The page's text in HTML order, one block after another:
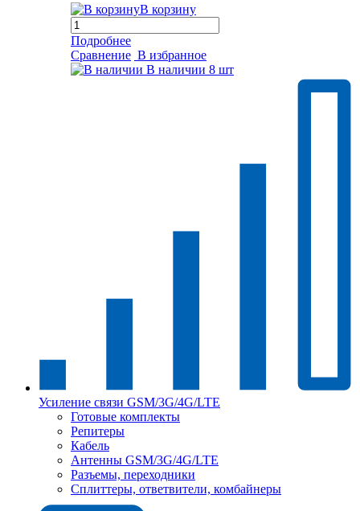
В корзину
Подробнее
Сравнение В избранное
В наличии 8 шт
Усиление связи GSM/3G/4G/LTE
Готовые комплекты
Репитеры
Кабель
Антенны GSM/3G/4G/LTE
Разъемы, переходники
Сплиттеры, ответвители, комбайнеры